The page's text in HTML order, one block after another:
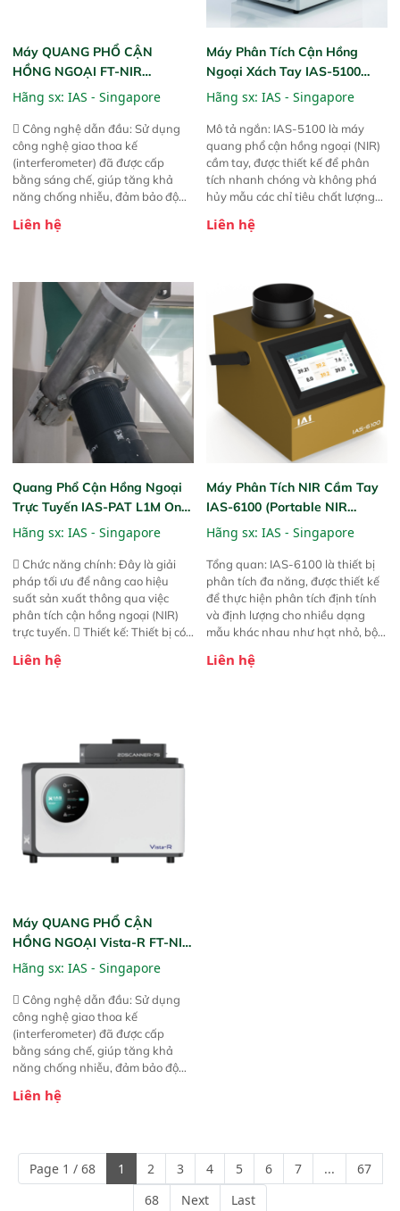
Máy QUANG PHỔ CẬN
HỒNG NGOẠI FT-NIR
Analyzer Vista-R
Hãng sx: IAS - Singapore
 Công nghệ dẫn đầu: Sử dụng
công nghệ giao thoa kế
(interferometer) đã được cấp
bằng sáng chế, giúp tăng khả
năng chống nhiễu, đảm bảo độ
Phạm vi ứng dụng rộng: Đáp ứng
ngành công nghiệp khác nhau. 
Độ nhạy cao: Trang bị đầu dò
InGaAs độ nhạy cao, cung cấp
phản hồi phổ tuyến tính đầy đủ,
đảm bảo độ chính xác và khả
năng lặp lại tối ưu.
Liên hệ
Máy Phân Tích Cận Hồng
Ngoại Xách Tay IAS-5100
(Portable NIR Analyzer)
Hãng sx: IAS - Singapore
Mô tả ngắn: IAS-5100 là máy
quang phổ cận hồng ngoại (NIR)
cầm tay, được thiết kế để phân
tích nhanh chóng và không phá
hủy mẫu các chỉ tiêu chất lượng
Thiết bị linh hoạt cho nhiều kịch
trực tiếp ngoài đồng ruộng.
Liên hệ
Quang Phổ Cận Hồng Ngoại
Trực Tuyến IAS-PAT L1M On-
Line NIR
Hãng sx: IAS - Singapore
 Chức năng chính: Đây là giải
pháp tối ưu để nâng cao hiệu
suất sản xuất thông qua việc
phân tích cận hồng ngoại (NIR)
trực tuyến.  Thiết kế: Thiết bị có
hỗ trợ tản nhiệt tăng cường và đã
liệu để tăng chỉ số ROI cho doanh
nghiệp.
Liên hệ
Máy Phân Tích NIR Cầm Tay
IAS-6100 (Portable NIR
Analyzer)
Hãng sx: IAS - Singapore
Tổng quan: IAS-6100 là thiết bị
phân tích đa năng, được thiết kế
để thực hiện phân tích định tính
và định lượng cho nhiều dạng
mẫu khác nhau như hạt nhỏ, bột,
này cho phép bất kỳ ai cũng có
Liên hệ
Máy QUANG PHỔ CẬN
HỒNG NGOẠI Vista-R FT-NIR
(Vista-R FT-NIR Analyzer)
Hãng sx: IAS - Singapore
 Công nghệ dẫn đầu: Sử dụng
công nghệ giao thoa kế
(interferometer) đã được cấp
bằng sáng chế, giúp tăng khả
năng chống nhiễu, đảm bảo độ
Phạm vi ứng dụng rộng: Đáp ứng
ngành công nghiệp khác nhau. 
Độ nhạy cao: Trang bị đầu dò
InGaAs độ nhạy cao, cung cấp
phản hồi phổ tuyến tính đầy đủ,
Liên hệ
Page 1 / 68 1 2 3 4 5 6 7 ...
67
68
Next Last